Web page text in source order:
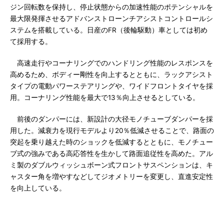
ジン回転数を保持し、停止状態からの加速性能のポテンシャルを
最大限発揮させるアドバンストローンチアシストコントロールシ
ステムを搭載している。日産のFR（後輪駆動）車としては初め
て採用する。
高速走行やコーナリングでのハンドリング性能のレスポンスを
高めるため、ボディー剛性を向上するとともに、ラックアシスト
タイプの電動パワーステアリングや、ワイドフロントタイヤを採
用。コーナリング性能を最大で13％向上させるとしている。
前後のダンパーには、新設計の大径モノチューブダンパーを採
用した。減衰力を現行モデルより20％低減させることで、路面の
突起を乗り越えた時のショックを低減するとともに、モノチュー
ブ式の強みである高応答性を生かして路面追従性を高めた。アル
ミ製のダブルウィッシュボーン式フロントサスペンションは、キ
ャスター角を増やすなどしてジオメトリーを変更し、直進安定性
を向上している。